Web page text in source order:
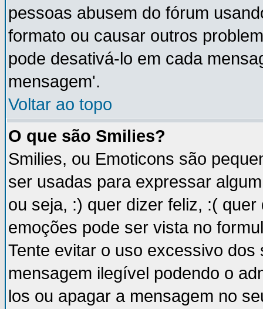
pessoas abusem do fórum
formato ou causar outros
pode desativá-lo em cada
mensagem'.
Voltar ao topo
O que são Smilies?
Smilies, ou Emoticons são
ser usadas para expressar
ou seja, :) quer dizer feliz, :(
emoções pode ser vista no
Tente evitar o uso excessivo
mensagem ilegível podendo o
los ou apagar a mensagem no